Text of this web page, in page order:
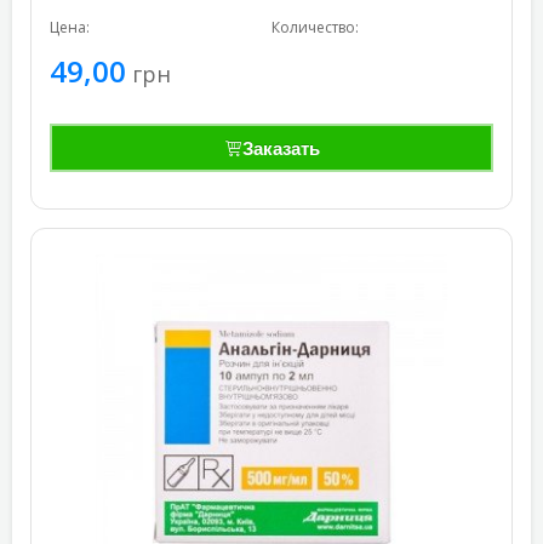
Цена:
49,00 грн
Количество:
Заказать